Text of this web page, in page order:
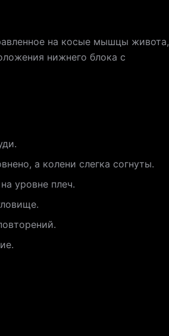
на косые мышцы живота,
нижнего блока с
а колени слегка согнуты.
уровне плеч.